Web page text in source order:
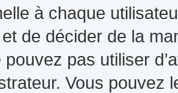
à chaque
de décider de la
pas utiliser
Vous